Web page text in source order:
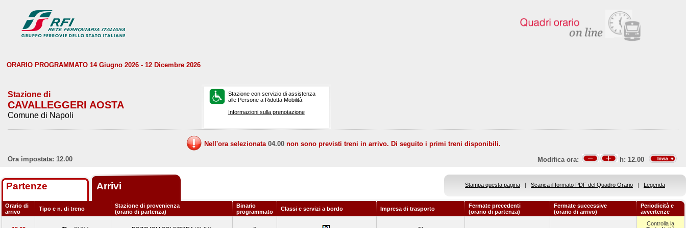
ORARIO PROGRAMMATO 14 Giugno 2026 - 12 Dicembre 2026
Stazione di
CAVALLEGGERI AOSTA
Comune di Napoli
Stazione con servizio di assistenza
alle Persone a Ridotta Mobilità.
Informazioni sulla prenotazione
Nell'ora selezionata 04.00 non sono previsti treni in arrivo. Di seguito i primi treni disponibili.
Ora impostata: 12.00
Modifica ora: h: 12.00
Partenze Arrivi Stampa questa pagina | Scarica il formato PDF del Quadro Orario | Legenda
Orario di
arrivo
Tipo e n. di treno
Stazione di provenienza
(orario di partenza)
Binario
programmato
Classi e servizi a bordo Impresa di trasporto
Fermate precedenti
(orario di partenza)
Fermate successive
(orario di arrivo)
Periodicità e
avvertenze
Controlla la